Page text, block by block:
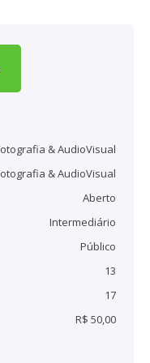
& AudioVisual
& AudioVisual
Aberto
Intermediário
Público
13
17
R$ 50,00